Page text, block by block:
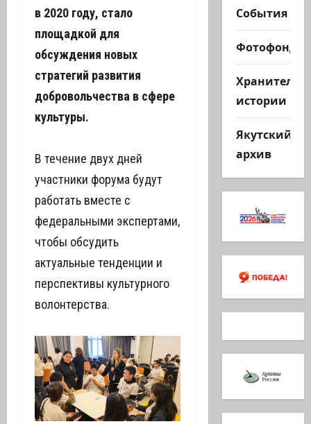
в 2020 году, стало
площадкой для
обсуждения новых
стратегий развития
добровольчества в сфере
культуры.
В течение двух дней
участники форума будут
работать вместе с
федеральными экспертами,
чтобы обсудить
актуальные тенденции и
перспективы культурного
волонтерства.
События
Фотофонд
Хранители
истории
Якутский
архив